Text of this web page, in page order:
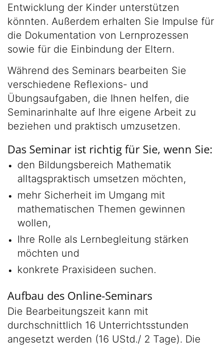
Entwicklung der Kinder unterstützen
könnten. Außerdem erhalten Sie Impulse für
die Dokumentation von Lernprozessen
sowie für die Einbindung der Eltern.
Während des Seminars bearbeiten Sie
verschiedene Reflexions- und
Übungsaufgaben, die Ihnen helfen, die
Seminarinhalte auf Ihre eigene Arbeit zu
beziehen und praktisch umzusetzen.
Das Seminar ist richtig für Sie, wenn Sie:
den Bildungsbereich Mathematik
alltagspraktisch umsetzen möchten,
mehr Sicherheit im Umgang mit
mathematischen Themen gewinnen
wollen,
Ihre Rolle als Lernbegleitung stärken
möchten und
konkrete Praxisideen suchen.
Aufbau des Online-Seminars
Die Bearbeitungszeit kann mit
durchschnittlich 16 Unterrichtsstunden
angesetzt werden (16 UStd./ 2 Tage). Die